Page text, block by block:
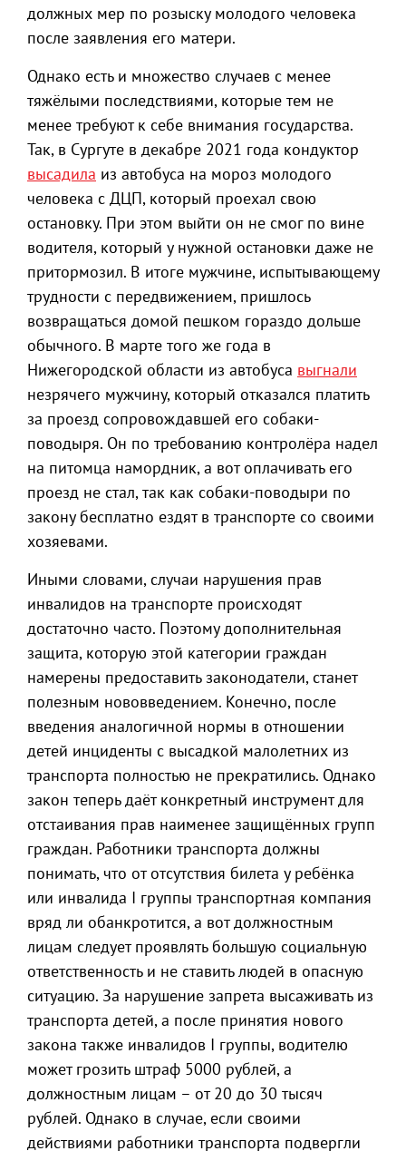
должных мер по розыску молодого человека
после заявления его матери.
Однако есть и множество случаев с менее
тяжёлыми последствиями, которые тем не
менее требуют к себе внимания государства.
Так, в Сургуте в декабре 2021 года кондуктор
высадила из автобуса на мороз молодого
человека с ДЦП, который проехал свою
остановку. При этом выйти он не смог по вине
водителя, который у нужной остановки даже не
притормозил. В итоге мужчине, испытывающему
трудности с передвижением, пришлось
возвращаться домой пешком гораздо дольше
обычного. В марте того же года в
Нижегородской области из автобуса выгнали
незрячего мужчину, который отказался платить
за проезд сопровождавшей его собаки-
поводыря. Он по требованию контролёра надел
на питомца намордник, а вот оплачивать его
проезд не стал, так как собаки-поводыри по
закону бесплатно ездят в транспорте со своими
хозяевами.
Иными словами, случаи нарушения прав
инвалидов на транспорте происходят
достаточно часто. Поэтому дополнительная
защита, которую этой категории граждан
намерены предоставить законодатели, станет
полезным нововведением. Конечно, после
введения аналогичной нормы в отношении
детей инциденты с высадкой малолетних из
транспорта полностью не прекратились. Однако
закон теперь даёт конкретный инструмент для
отстаивания прав наименее защищённых групп
граждан. Работники транспорта должны
понимать, что от отсутствия билета у ребёнка
или инвалида I группы транспортная компания
вряд ли обанкротится, а вот должностным
лицам следует проявлять большую социальную
ответственность и не ставить людей в опасную
ситуацию. За нарушение запрета высаживать из
транспорта детей, а после принятия нового
закона также инвалидов I группы, водителю
может грозить штраф 5000 рублей, а
должностным лицам – от 20 до 30 тысяч
рублей. Однако в случае, если своими
действиями работники транспорта подвергли